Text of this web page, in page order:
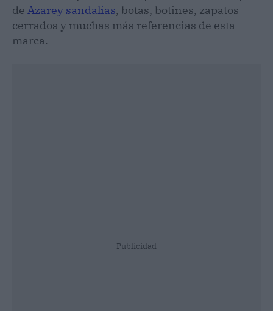
de Azarey sandalias, botas, botines, zapatos
cerrados y muchas más referencias de esta
marca.
Publicidad